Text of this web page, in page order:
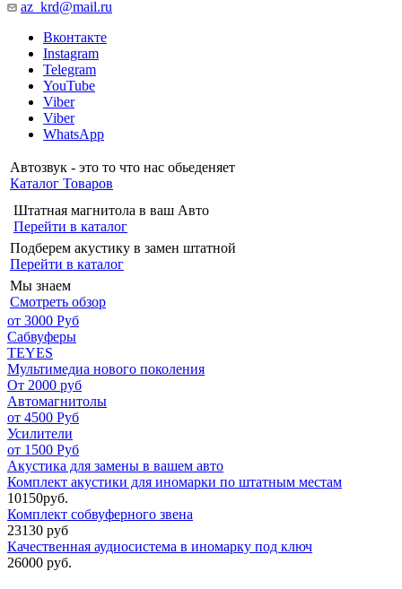
az_krd@mail.ru
Вконтакте
Instagram
Telegram
YouTube
Viber
Viber
WhatsApp
Автозвук - это то что нас обьеденяет
Каталог Товаров
Штатная магнитола в ваш Авто
Перейти в каталог
Подберем акустику в замен штатной
Перейти в каталог
Мы знаем
Смотреть обзор
от 3000 Руб
Сабвуферы
TEYES
Мультимедиа нового поколения
От 2000 руб
Автомагнитолы
от 4500 Руб
Усилители
от 1500 Руб
Акустика для замены в вашем авто
Комплект акустики для иномарки по штатным местам
10150руб.
Комплект собвуферного звена
23130 руб
Качественная аудиосистема в иномарку под ключ
26000 руб.